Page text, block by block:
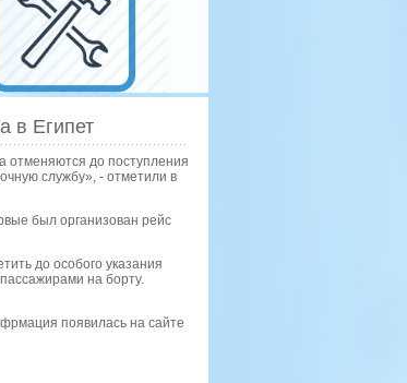
в Египет
отменяются до поступления
службу», - отметили в
был организован рейс
до особого указания
на борту.
появилась на сайте